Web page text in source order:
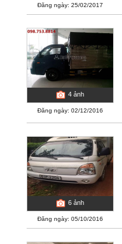
Đăng ngày: 25/02/2017
4 ảnh
Đăng ngày: 02/12/2016
6 ảnh
Đăng ngày: 05/10/2016